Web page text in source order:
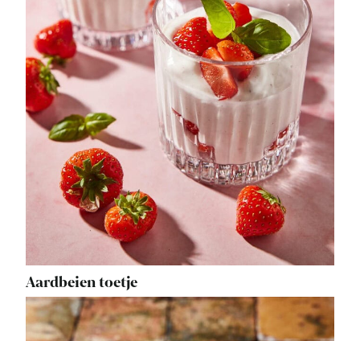
Aardbeien toetje